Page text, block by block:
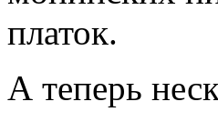
платок.
А теперь